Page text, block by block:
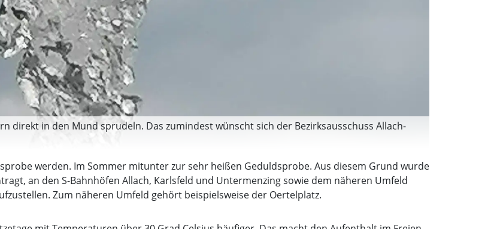
direkt in den Mund sprudeln. Das zumindest wünscht sich der Bezirksausschuss Allach-
werden. Im Sommer mitunter zur sehr heißen Geduldsprobe. Aus diesem Grund wurde
an den S-Bahnhöfen Allach, Karlsfeld und Untermenzing sowie dem näheren Umfeld
Zum näheren Umfeld gehört beispielsweise der Oertelplatz.